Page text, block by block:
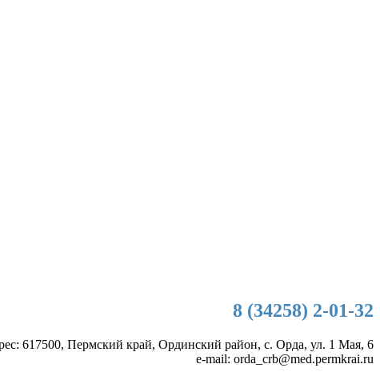
8 (34258) 2-01-32
617500, Пермский край, Ординский район, с. Орда, ул. 1 Мая, 6
e-mail: orda_crb@med.permkrai.ru